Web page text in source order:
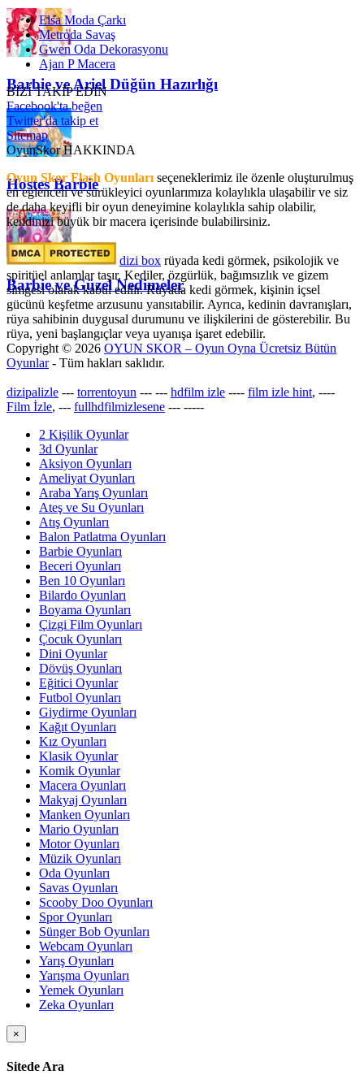
Barbie ve Ariel Düğün Hazırlığı
Hostes Barbie
Barbie ve Güzel Nedimeler
Elsa Moda Çarkı
Metroda Savaş
Gwen Oda Dekorasyonu
Ajan P Macera
BİZİ TAKİP EDİN
Facebook'ta beğen
Twitter'da takip et
Sitemap
OyunSkor HAKKINDA
Oyun Skor Flash Oyunları seçeneklerimiz ile özenle oluşturulmuş
en eğlenceli ve sürükleyici oyunlarımıza kolaylıkla ulaşabilir ve siz
de daha keyifli bir oyun deneyimine kolaylıkla sahip olabilir,
kendinizi büyük bir macera içerisinde bulabilirsiniz.
dizi box rüyada kedi görmek​, psikolojik ve
spiritüel anlamlar taşır. Kediler, özgürlük, bağımsızlık ve gizem
simgesi olarak kabul edilir. Rüyada kedi görmek, kişinin içsel
gücünü keşfetme arzusunu yansıtabilir. Ayrıca, kedinin davranışları,
rüya sahibinin duygusal durumunu ve ilişkilerini de gösterebilir. Bu
rüya, yeni başlangıçlar veya uyanışa işaret edebilir.
Copyright © 2026 OYUN SKOR – Oyun Oyna Ücretsiz Bütün
Oyunlar- Tüm hakları saklıdır.
dizipalizle --- torrentoyun --- --- hdfilm izle ---- film izle hint, ----
Film İzle, --- fullhdfilmizlesene --- -----
2 Kişilik Oyunlar
3d Oyunlar
Aksiyon Oyunları
Ameliyat Oyunları
Araba Yarış Oyunları
Ateş ve Su Oyunları
Atış Oyunları
Balon Patlatma Oyunları
Barbie Oyunları
Beceri Oyunları
Ben 10 Oyunları
Bilardo Oyunları
Boyama Oyunları
Çizgi Film Oyunları
Çocuk Oyunları
Dini Oyunlar
Dövüş Oyunları
Eğitici Oyunlar
Futbol Oyunları
Giydirme Oyunları
Kağıt Oyunları
Kız Oyunları
Klasik Oyunlar
Komik Oyunlar
Macera Oyunları
Makyaj Oyunları
Manken Oyunları
Mario Oyunları
Motor Oyunları
Müzik Oyunları
Oda Oyunları
Savas Oyunları
Scooby Doo Oyunları
Spor Oyunları
Sünger Bob Oyunları
Webcam Oyunları
Yarış Oyunları
Yarışma Oyunları
Yemek Oyunları
Zeka Oyunları
×
Sitede Ara